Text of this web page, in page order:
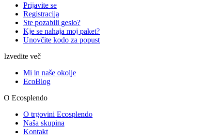
Prijavite se
Registracija
Ste pozabili geslo?
Kje se nahaja moj paket?
Unovčite kodo za popust
Izvedite več
Mi in naše okolje
EcoBlog
O Ecosplendo
O trgovini Ecosplendo
Naša skupina
Kontakt